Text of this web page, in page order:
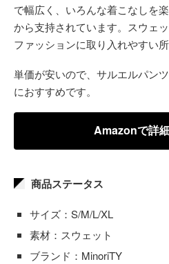
で幅広く、いろんな着こなしを
から支持されています。スウェ
ファッションに取り入れやすい所
単価が安いので、サルエルパン
におすすめです。
Amazonで詳
商品ステータス
サイズ：S/M/L/XL
素材：スウェット
ブランド：MinoriTY